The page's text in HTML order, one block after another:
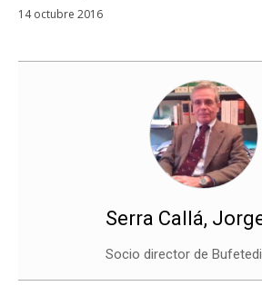
14 octubre 2016
Serra Callá,
Socio director de